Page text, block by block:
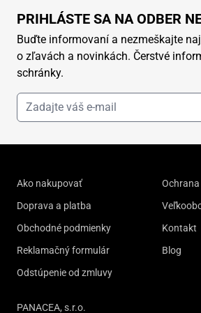
PRIHLÁSTE SA NA ODBER
Buďte informovaní a nezmeškajte
o zľavách a novinkách. Čerstvé
schránky.
Ako nakupovať
Doprava a platba
Obchodné podmienky
Reklamačný formulár
Odstúpenie od zmluvy
Kontakt
Blog
PANACEA, s.r.o.